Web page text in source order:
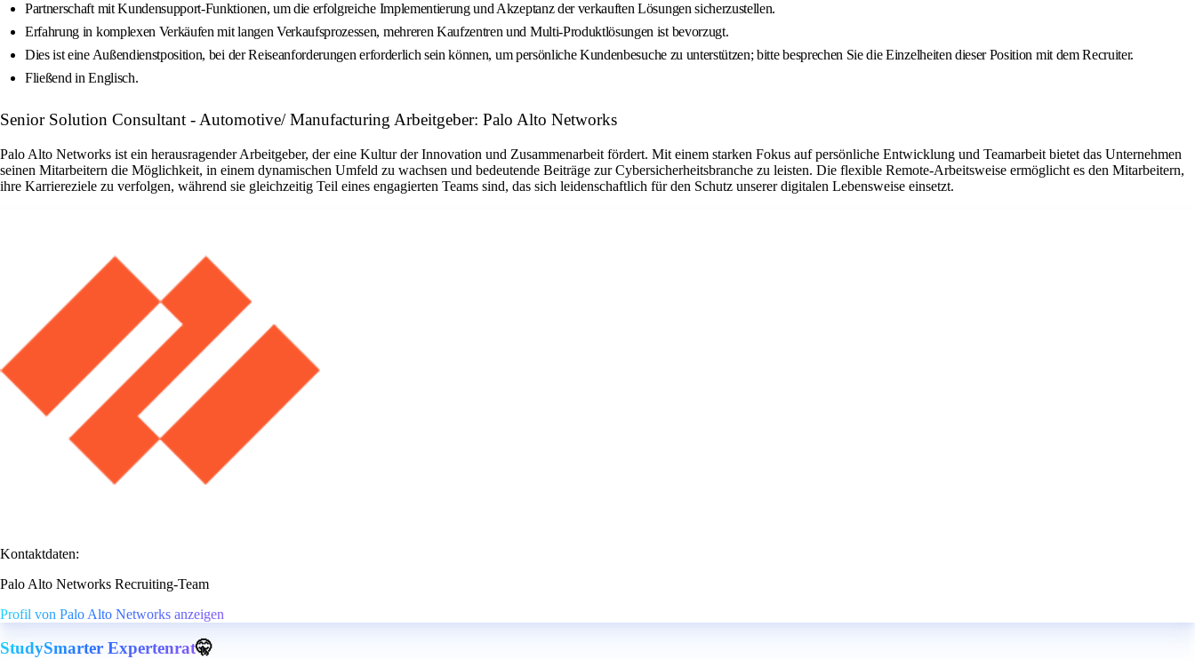
Partnerschaft mit Kundensupport-Funktionen, um die erfolgreiche Implementierung und Akzeptanz der verkauften Lösungen sicherzustellen.
Erfahrung in komplexen Verkäufen mit langen Verkaufsprozessen, mehreren Kaufzentren und Multi-Produktlösungen ist bevorzugt.
Dies ist eine Außendienstposition, bei der Reiseanforderungen erforderlich sein können, um persönliche Kundenbesuche zu unterstützen; bitte besprechen Sie die Einzelheiten dieser Position mit dem Recruiter.
Fließend in Englisch.
Senior Solution Consultant - Automotive/ Manufacturing Arbeitgeber: Palo Alto Networks
Palo Alto Networks ist ein herausragender Arbeitgeber, der eine Kultur der Innovation und Zusammenarbeit fördert. Mit einem starken Fokus auf persönliche Entwicklung und Teamarbeit bietet das Unternehmen
seinen Mitarbeitern die Möglichkeit, in einem dynamischen Umfeld zu wachsen und bedeutende Beiträge zur Cybersicherheitsbranche zu leisten. Die flexible Remote-Arbeitsweise ermöglicht es den Mitarbeitern,
ihre Karriereziele zu verfolgen, während sie gleichzeitig Teil eines engagierten Teams sind, das sich leidenschaftlich für den Schutz unserer digitalen Lebensweise einsetzt.
Kontaktdaten:
Palo Alto Networks Recruiting-Team
Profil von Palo Alto Networks anzeigen
StudySmarter Expertenrat🤫